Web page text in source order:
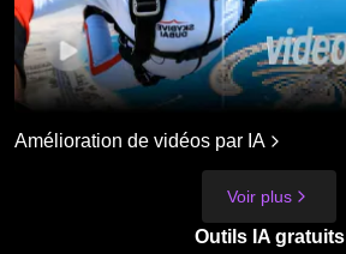
Amélioration de vidéos par IA
Voir plus
Outils IA gratuits